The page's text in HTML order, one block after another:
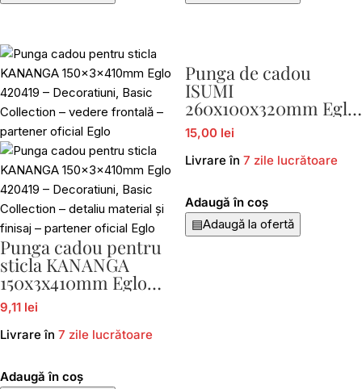
Punga cadou pentru
sticla KANANGA
150x3x410mm Eglo
420419
9,11 lei
Livrare în 7 zile lucrătoare
Adaugă în coș
Punga de cadou
ISUMI
260x100x320mm Eglo
429043
15,00 lei
Livrare în 7 zile lucrătoare
Adaugă în coș
▤Adaugă la ofertă